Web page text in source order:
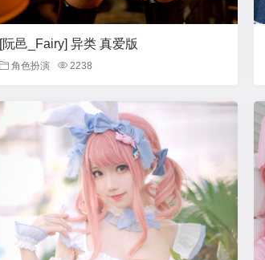
[阮邑_Fairy] 异类 真爱版
角色扮演 2238